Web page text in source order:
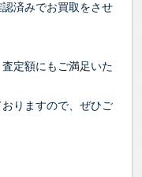
済みでお買取をさせ
定額にもご満足いた
りますので、ぜひご